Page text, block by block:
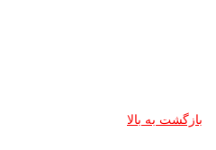
بازگشت به بالا